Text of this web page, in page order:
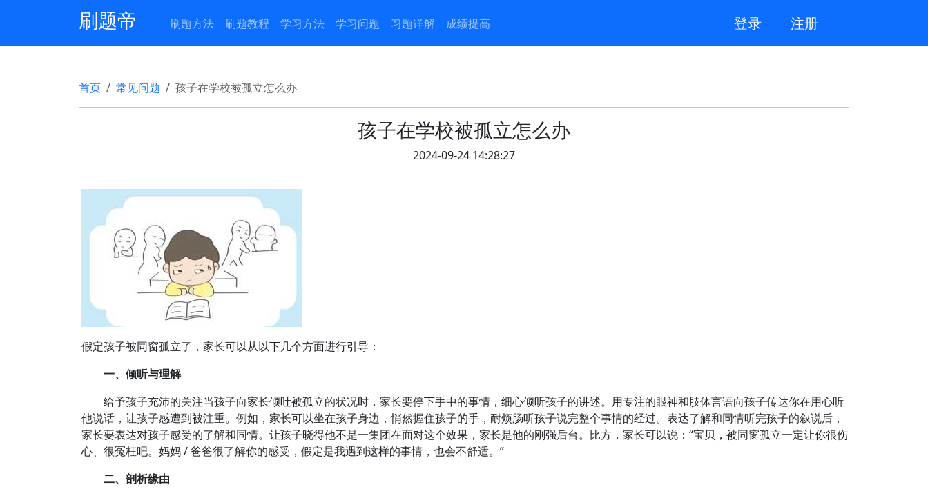
刷题帝 刷题方法 刷题教程 学习方法 学习问题 习题详解 成绩提高 登录 注册
首页 常见问题 孩子在学校被孤立怎么办
孩子在学校被孤立怎么办
2024-09-24 14:28:27
假定孩子被同窗孤立了，家长可以从以下几个方面进行引导：
一、倾听与理解
给予孩子充沛的关注当孩子向家长倾吐被孤立的状况时，家长要停下手中的事情，细心倾听孩子的讲述。用专注的眼神和肢体言语向孩子传达你在用心听
他说话，让孩子感遭到被注重。例如，家长可以坐在孩子身边，悄然握住孩子的手，耐烦肠听孩子说完整个事情的经过。表达了解和同情听完孩子的叙说后，
家长要表达对孩子感受的了解和同情。让孩子晓得他不是一集团在面对这个效果，家长是他的刚强后台。比方，家长可以说：“宝贝，被同窗孤立一定让你很伤
心、很冤枉吧。妈妈 / 爸爸很了解你的感受，假定是我遇到这样的事情，也会不舒适。”
二、剖析缘由